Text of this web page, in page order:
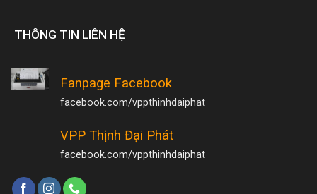
THÔNG TIN LIÊN HỆ
Fanpage Facebook
facebook.com/vppthinhdaiphat
VPP Thịnh Đại Phát
facebook.com/vppthinhdaiphat